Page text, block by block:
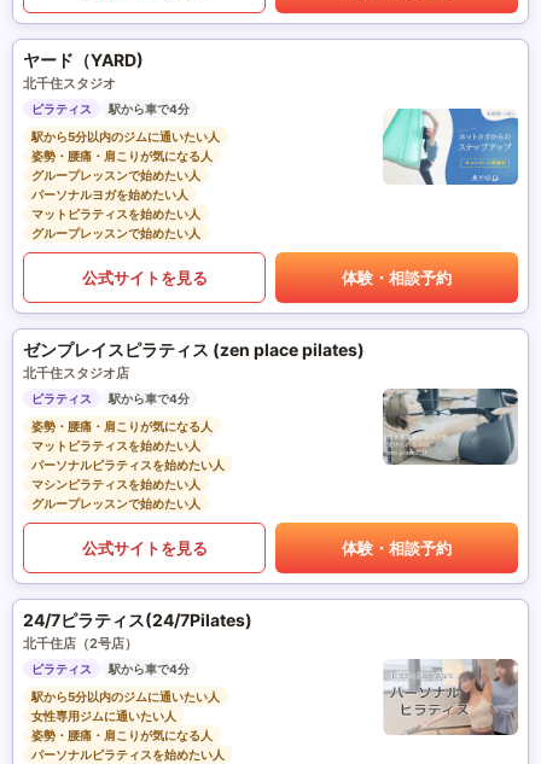
ヤード（YARD)
北千住スタジオ
ピラティス
駅から車で4分
駅から5分以内のジムに通いたい人
姿勢・腰痛・肩こりが気になる人
グループレッスンで始めたい人
パーソナルヨガを始めたい人
マットピラティスを始めたい人
グループレッスンで始めたい人
公式サイトを見る 体験・相談予約
ゼンプレイスピラティス (zen place pilates)
北千住スタジオ店
ピラティス
駅から車で4分
姿勢・腰痛・肩こりが気になる人
マットピラティスを始めたい人
パーソナルピラティスを始めたい人
マシンピラティスを始めたい人
グループレッスンで始めたい人
公式サイトを見る 体験・相談予約
24/7ピラティス(24/7Pilates)
北千住店（2号店）
ピラティス
駅から車で4分
駅から5分以内のジムに通いたい人
女性専用ジムに通いたい人
姿勢・腰痛・肩こりが気になる人
パーソナルピラティスを始めたい人